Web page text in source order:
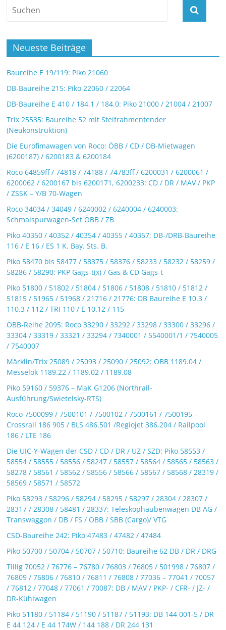
Neueste Beiträge
Baureihe E 19/119: Piko 21060
DB-Baureihe 215: Piko 22060 / 22064
DB-Baureihe E 410 / 184.1 / 184.0: Piko 21000 / 21004 / 21007
Trix 25535: Baureihe 52 mit Steifrahmentender
(Neukonstruktion)
Die Eurofimawagen von Roco: ÖBB / CD / DB-Mietwagen
(6200187) / 6200183 & 6200184
Roco 64859ff / 74818 / 74188 / 74783ff / 6200031 / 6200061 /
6200062 / 6200167 bis 6200171, 6200233: CD / DR / MAV / PKP
/ ZSSK – Y/B 70-Wagen
Roco 34034 / 34049 / 6240002 / 6240004 / 6240003:
Schmalspurwagen-Set ÖBB / ZB
Piko 40350 / 40352 / 40354 / 40355 / 40357: DB-/DRB-Baureihe
116 / E 16 / ES 1 K. Bay. Sts. B.
Piko 58470 bis 58477 / 58375 / 58376 / 58233 / 58232 / 58259 /
58286 / 58290: PKP Gags-t(x) / Gas & CD Gags-t
Piko 51800 / 51802 / 51804 / 51806 / 51808 / 51810 / 51812 /
51815 / 51965 / 51968 / 21716 / 21776: DB Baureihe E 10.3 /
110.3 / 112 / TRI 110 / E 10.12 / 115
ÖBB-Reihe 2095: Roco 33290 / 33292 / 33298 / 33300 / 33296 /
33304 / 33319 / 33321 / 33294 / 7340001 / 5540001/1 / 7540005
/ 7540007
Märklin/Trix 25089 / 25093 / 25090 / 25092: ÖBB 1189.04 /
Messelok 1189.22 / 1189.02 / 1189.08
Piko 59160 / 59376 – MaK G1206 (Northrail-
Ausführung/Swietelsky-RTS)
Roco 7500099 / 7500101 / 7500102 / 7500161 / 7500195 –
Crossrail 186 905 / BLS 486.501 /Regiojet 386.204 / Railpool
186 / LTE 186
Die UIC-Y-Wagen der CSD / CD / DR / UZ / SZD: Piko 58553 /
58554 / 58555 / 58556 / 58247 / 58557 / 58564 / 58565 / 58563 /
58278 / 58561 / 58562 / 58556 / 58566 / 58567 / 58568 / 28319 /
58569 / 58571 / 58572
Piko 58293 / 58296 / 58294 / 58295 / 58297 / 28304 / 28307 /
28317 / 28308 / 58481 / 28337: Teleskophaubenwagen DB AG /
Transwaggon / DB / FS / ÖBB / SBB (Cargo)/ VTG
CSD-Baureihe 242: Piko 47483 / 47482 / 47484
Piko 50700 / 50704 / 50707 / 50710: Baureihe 62 DB / DR / DRG
Tillig 70052 / 76776 – 76780 / 76803 / 76805 / 501998 / 76807 /
76809 / 76806 / 76810 / 76811 / 76808 / 77036 – 77041 / 70057
/ 76812 / 77048 / 77061 / 70087: DB / MAV / PKP- / CFR- / JZ- /
DR-Kühlwagen
Piko 51180 / 51184 / 51190 / 51187 / 51193: DB 144 001-5 / DR
E 44 124 / E 44 174W / 144 188 / DR 244 131